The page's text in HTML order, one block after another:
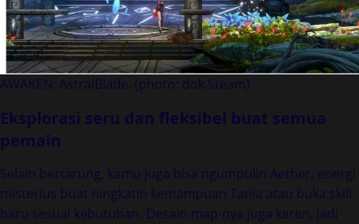
AWAKEN: AstralBlade. (photo: dok.Steam)
Eksplorasi seru dan fleksibel buat semua
pemain
Selain bertarung, kamu juga bisa ngumpulin Aether, energi
misterius buat ningkatin kemampuan Tania atau buka skill
baru sesuai kebutuhan. Desain map-nya juga keren, jadi